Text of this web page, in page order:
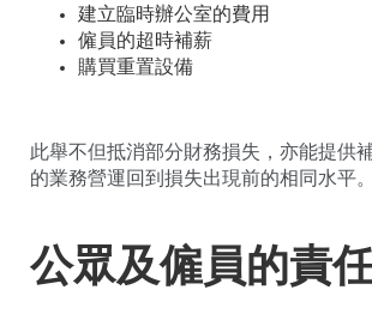
建立臨時辦公室的費用
僱員的超時補薪
購買重置設備
此舉不但抵消部分財務損失，亦能提供
的業務營運回到損失出現前的相同水平。
公眾及僱員的責